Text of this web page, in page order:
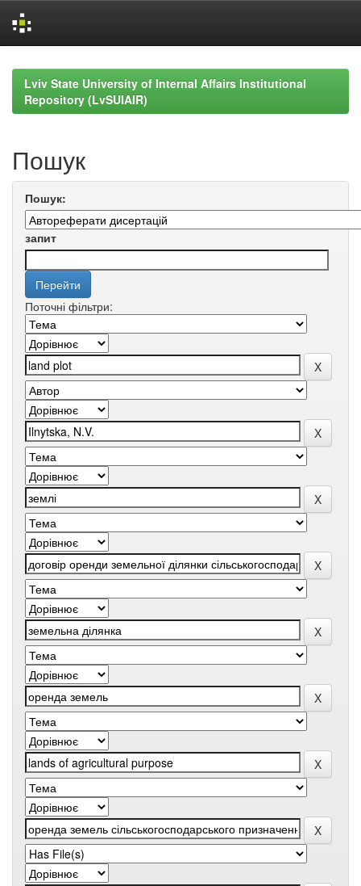
navigationLviv State University of Internal Affairs Institutional
Repository (LvSUIAIR)
Пошук
Пошук:
запит
Поточні фільтри: